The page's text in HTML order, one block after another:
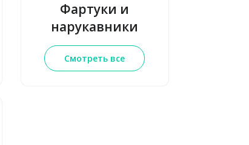
Фартуки и
нарукавники
Смотреть все